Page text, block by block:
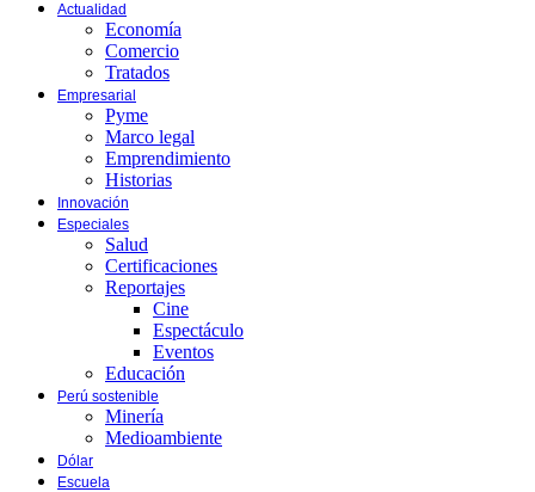
Actualidad
Economía
Comercio
Tratados
Empresarial
Pyme
Marco legal
Emprendimiento
Historias
Innovación
Especiales
Salud
Certificaciones
Reportajes
Cine
Espectáculo
Eventos
Educación
Perú sostenible
Minería
Medioambiente
Dólar
Escuela